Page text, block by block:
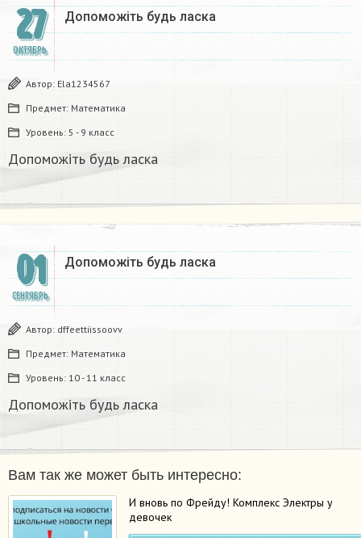
27
ОКТЯБРЬ
Допоможіть будь ласка
Автор: Ela1234567
Предмет: Математика
Уровень: 5 - 9 класс
Допоможіть будь ласка
01
СЕНТЯБРЬ
Допоможіть будь ласка
Автор: dffeettiissoovv
Предмет: Математика
Уровень: 10 - 11 класс
Допоможіть будь ласка
Вам так же может быть интересно:
И вновь по Фрейду! Комплекс Электры у
девочек